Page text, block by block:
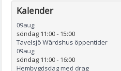
Kalender
09aug
söndag 11:00- 15:00
Tavelsjö Wärdshus öppentider
09aug
söndag 11:00- 16:00
Hembygdsdag med drag